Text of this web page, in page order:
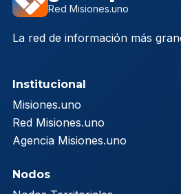
Red Misiones.uno
La red de información más
Institucional
Misiones.uno
Red Misiones.uno
Agencia Misiones.uno
Nodos